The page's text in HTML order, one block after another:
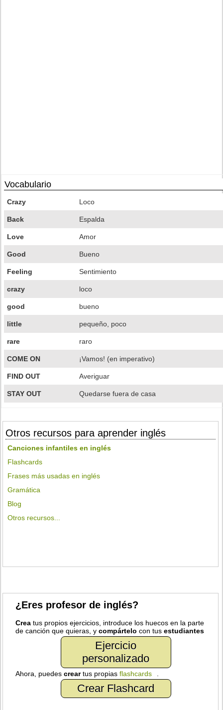
Vocabulario
Crazy Loco
Back Espalda
Love Amor
Good Bueno
Feeling Sentimiento
crazy loco
good bueno
little pequeño, poco
rare raro
COME ON ¡Vamos! (en imperativo)
FIND OUT Averiguar
STAY OUT Quedarse fuera de casa
Otros recursos para aprender inglés
Canciones infantiles en inglés
Flashcards
Frases más usadas en inglés
Gramática
Blog
Otros recursos...
¿Eres profesor de inglés?
Crea tus propios ejercicios, introduce los huecos en la parte
de canción que quieras, ycompártelo con tusestudiantes
Ejercicio
personalizado
Ahora, puedescreartus propiasflashcards
Crear Flashcard